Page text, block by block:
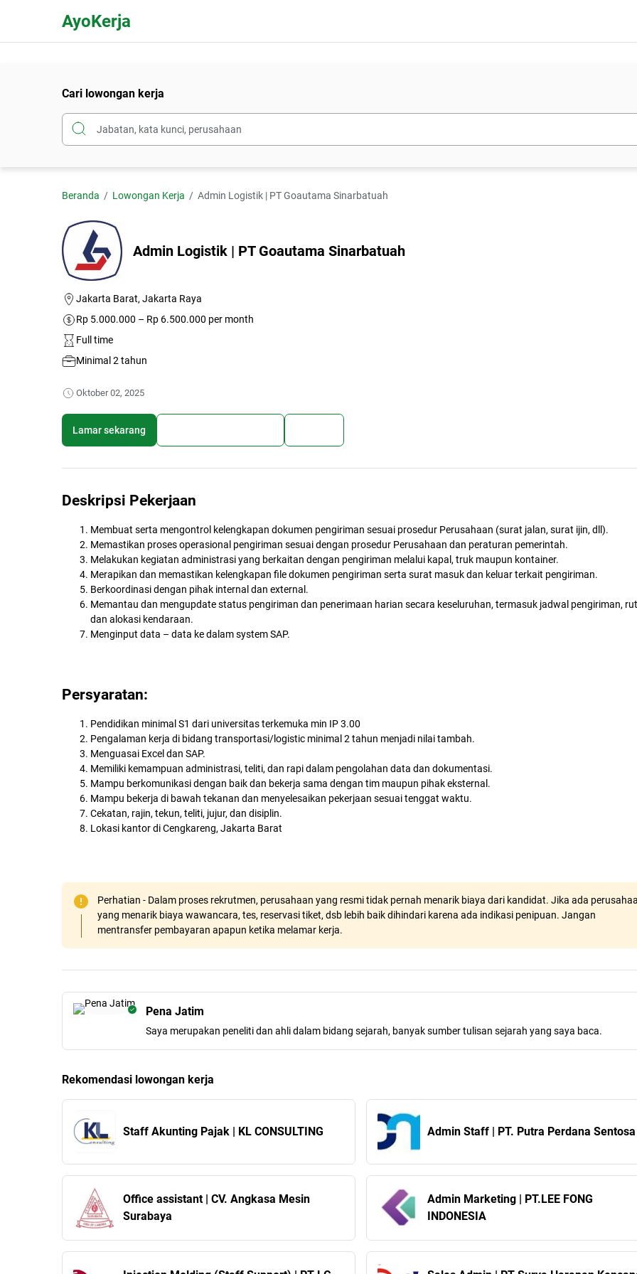
AyoKerja
Cari lowongan kerja
Beranda Lowongan Kerja Admin Logistik | PT Goautama Sinarbatuah
Admin Logistik | PT Goautama Sinarbatuah
Jakarta Barat, Jakarta Raya
Rp 5.000.000 – Rp 6.500.000 per month
Full time
Minimal 2 tahun
Oktober 02, 2025
Lamar sekarang
Deskripsi Pekerjaan
Membuat serta mengontrol kelengkapan dokumen pengiriman sesuai prosedur Perusahaan (surat jalan, surat ijin, dll).
Memastikan proses operasional pengiriman sesuai dengan prosedur Perusahaan dan peraturan pemerintah.
Melakukan kegiatan administrasi yang berkaitan dengan pengiriman melalui kapal, truk maupun kontainer.
Merapikan dan memastikan kelengkapan file dokumen pengiriman serta surat masuk dan keluar terkait pengiriman.
Berkoordinasi dengan pihak internal dan external.
Memantau dan mengupdate status pengiriman dan penerimaan harian secara keseluruhan, termasuk jadwal pengiriman,
dan alokasi kendaraan.
Menginput data – data ke dalam system SAP.
Persyaratan:
Pendidikan minimal S1 dari universitas terkemuka min IP 3.00
Pengalaman kerja di bidang transportasi/logistic minimal 2 tahun menjadi nilai tambah.
Menguasai Excel dan SAP.
Memiliki kemampuan administrasi, teliti, dan rapi dalam pengolahan data dan dokumentasi.
Mampu berkomunikasi dengan baik dan bekerja sama dengan tim maupun pihak eksternal.
Mampu bekerja di bawah tekanan dan menyelesaikan pekerjaan sesuai tenggat waktu.
Cekatan, rajin, tekun, teliti, jujur, dan disiplin.
Lokasi kantor di Cengkareng, Jakarta Barat
Perhatian - Dalam proses rekrutmen, perusahaan yang resmi tidak pernah menarik biaya dari kandidat. Jika ada
yang menarik biaya wawancara, tes, reservasi tiket, dsb lebih baik dihindari karena ada indikasi penipuan. Jangan
mentransfer pembayaran apapun ketika melamar kerja.
Pena Jatim
Saya merupakan peneliti dan ahli dalam bidang sejarah, banyak sumber tulisan sejarah yang saya baca.
Rekomendasi lowongan kerja
Staff Akunting Pajak | KL CONSULTING Admin Staff | PT. Putra Perdana Sentosa
Office assistant | CV. Angkasa Mesin
Surabaya
Admin Marketing | PT.LEE FONG
INDONESIA